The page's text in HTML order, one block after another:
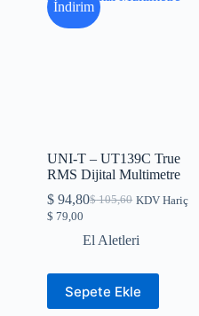
İndirim
UNI-T – UT139C True
RMS Dijital Multimetre
$105,60
Orijinal
$ 105,60.
$ 94,80Şu
fiyat:
KDV Hariç
$ 79,00
El Aletleri
Sepete Ekle